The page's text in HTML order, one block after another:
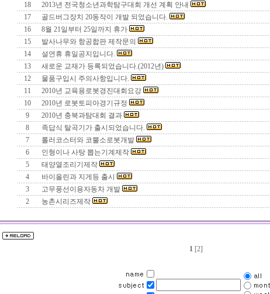
18
2013년 전국청소년과학탐구대회 개선 계획 안내
17
골드버그장치 20동작이 개발 되었습니다.
16
8월 21일부터 25일까지 휴가
15
발사나무와 항공합판 제작문의
14
설연휴 휴일공지입니다.
13
새로운 교재가 등록되었습니다.(2012년)
12
물품구입시 주의사항입니다.
11
2010년 교육용로봇경진대회요강
10
2010년 로봇토피아경기규정
9
2010년 충북과탐대회 결과
8
족답식 탈곡기가 출시되었습니다.
7
롤러코스터와 코뿔소로봇개발
6
인형이나 사탕 뽑는기계제작
5
태양열조리기제작
4
바이올린과 지게등 출시
3
고무풍선이용자동차 개발
2
농촌시리즈제작
1 [2]